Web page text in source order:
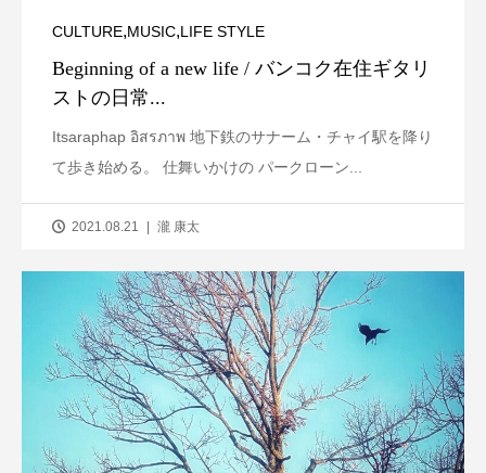
CULTURE,MUSIC,LIFE STYLE
Beginning of a new life / バンコク在住ギタリ
ストの日常...
Itsaraphap อิสรภาพ 地下鉄のサナーム・チャイ駅を降り
て歩き始める。 仕舞いかけの パークローン...
2021.08.21 瀧 康太